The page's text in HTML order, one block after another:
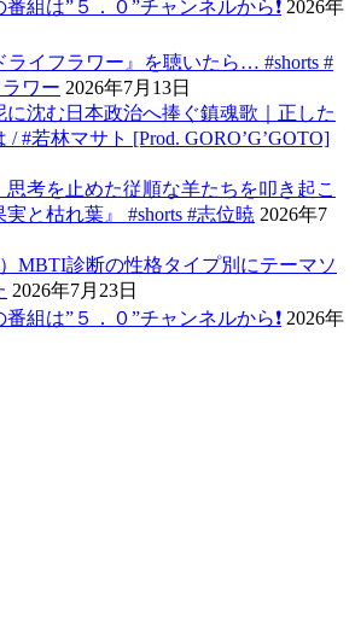
組は”５．０”チャンネルから❗️ 2026年
ライフラワー』を聴いたら… #shorts #
ワー 2026年7月13日
に沈む日本政治へ捧ぐ鎮魂歌｜正した
/ #若林マサト [Prod. GORO’G’GOTO]
思考を止めた従順な羊たちを叩き起こ
と枯れ葉』 #shorts #志位暁 2026年7
MBTI診断の性格タイプ別にテーマソ
2026年7月23日
組は”５．０”チャンネルから❗️ 2026年